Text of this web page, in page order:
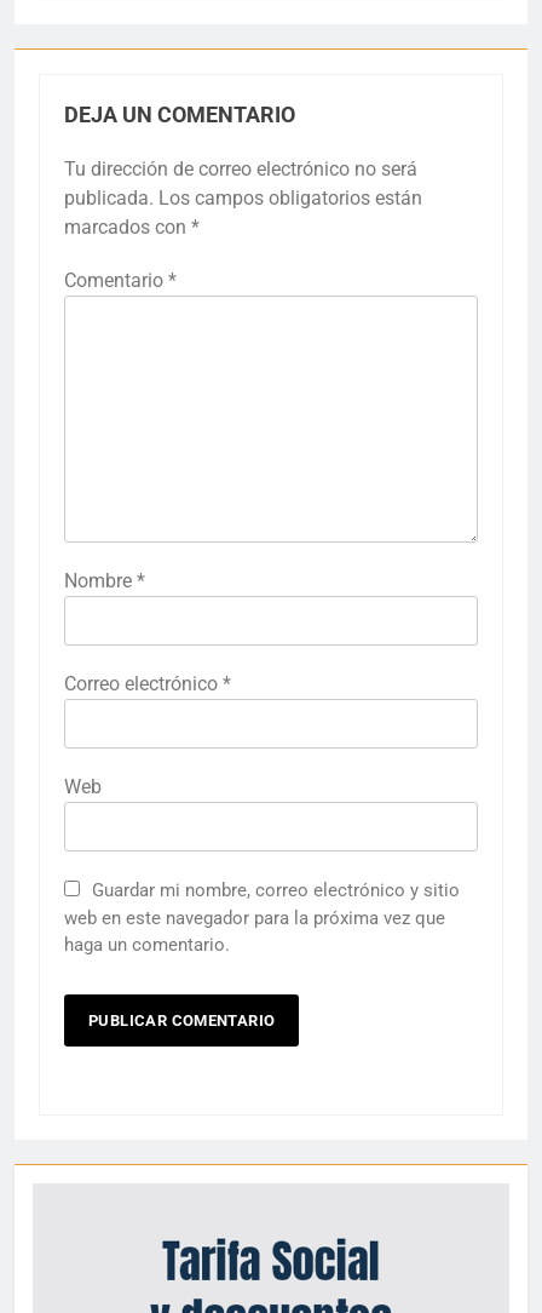
DEJA UN COMENTARIO
Tu dirección de correo electrónico no será
publicada. Los campos obligatorios están
marcados con *
Comentario *
Nombre *
Correo electrónico *
Web
Guardar mi nombre, correo electrónico y sitio
web en este navegador para la próxima vez que
haga un comentario.